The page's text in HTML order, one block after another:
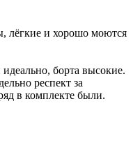
лёгкие и хорошо моются
борта высокие.
респект за
в комплекте были.